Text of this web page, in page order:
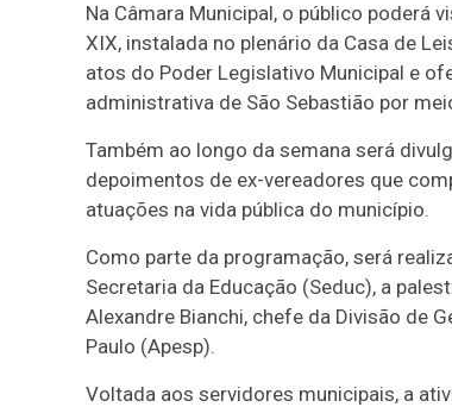
Na Câmara Municipal, o público poderá
XIX, instalada no plenário da Casa de
atos do Poder Legislativo Municipal e
administrativa de São Sebastião por
Também ao longo da semana será
depoimentos de ex-vereadores que
atuações na vida pública do município.
Como parte da programação, será
Secretaria da Educação (Seduc), a
Alexandre Bianchi, chefe da Divisão de
Paulo (Apesp).
Voltada aos servidores municipais, a